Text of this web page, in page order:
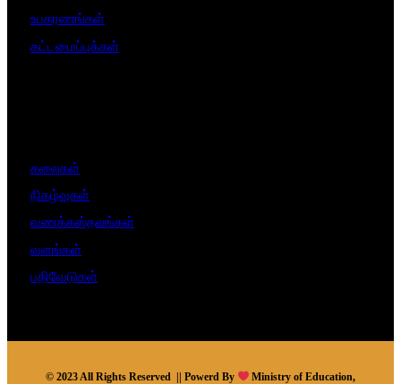
உபகரணங்கள்
கட்டமைப்புக்கள்
கலைகள்
நிகழ்வுகள்
வணக்கஸ்தலங்கள்
வளங்கள்
பதிவேடுகள்
© 2023 All Rights Reserved || Powerd By
Ministry of Education,